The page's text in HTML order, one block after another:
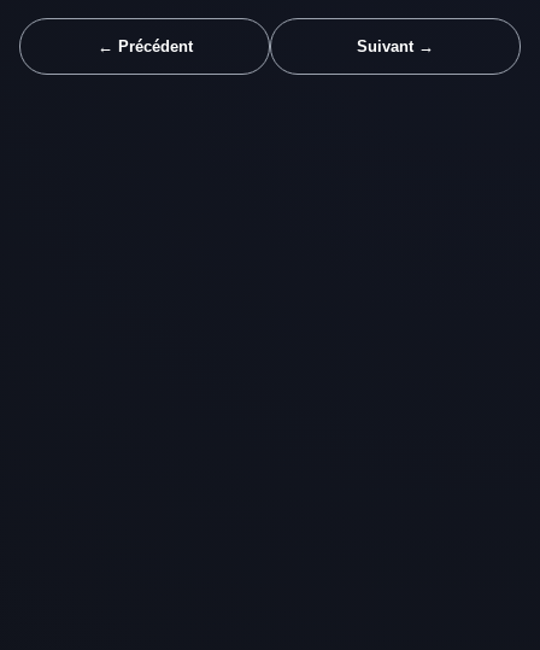
← Précédent Suivant →